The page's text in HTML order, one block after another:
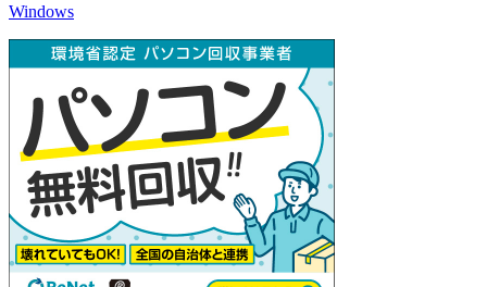
Windows